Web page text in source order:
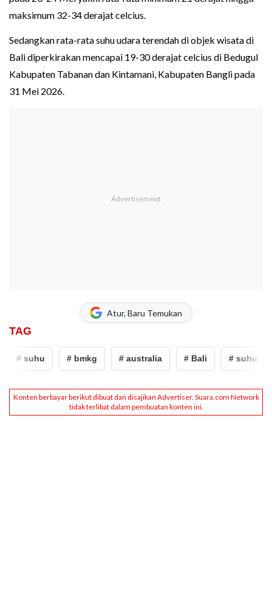
maksimum 32-34 derajat celcius.
Sedangkan rata-rata suhu udara terendah di objek wisata di
Bali diperkirakan mencapai 19-30 derajat celcius di Bedugul
Kabupaten Tabanan dan Kintamani, Kabupaten Bangli pada
31 Mei 2026.
Atur, Baru Temukan
TAG
# suhu # bmkg # australia # Bali # suhu